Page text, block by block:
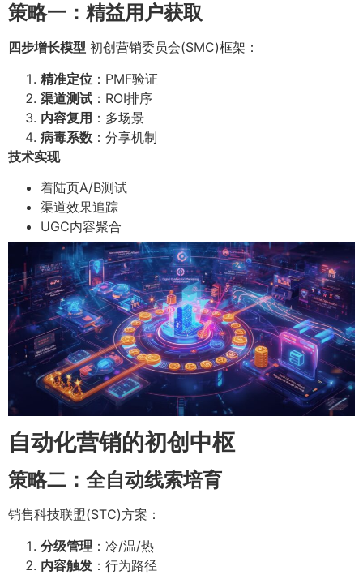
策略一：精益用户获取
四步增长模型 初创营销委员会(SMC)框架：
精准定位 ：PMF验证
渠道测试 ：ROI排序
内容复用 ：多场景
病毒系数 ：分享机制
技术实现
着陆页A/B测试
渠道效果追踪
UGC内容聚合
自动化营销的初创中枢
策略二：全自动线索培育
销售科技联盟(STC)方案：
分级管理 ：冷/温/热
内容触发 ：行为路径